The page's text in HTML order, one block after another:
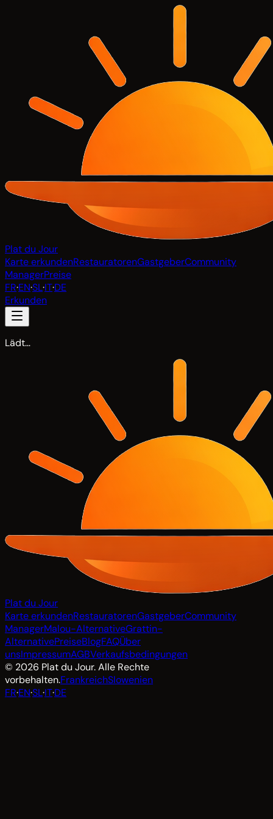
Plat du Jour
Karte erkundenRestauratorenGastgeberCommunity
ManagerPreise
FR·EN·SL·IT·DE
Erkunden
Lädt…
Plat du Jour
Karte erkundenRestauratorenGastgeberCommunity
ManagerMalou-AlternativeGrattin-
AlternativePreiseBlogFAQÜber
unsImpressumAGBVerkaufsbedingungen
© 2026 Plat du Jour. Alle Rechte
vorbehalten.FrankreichSlowenien
FR·EN·SL·IT·DE